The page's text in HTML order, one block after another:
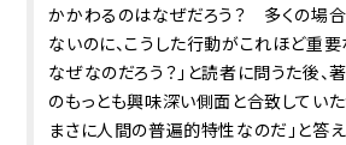
かかわるのはなぜだろう？ 多くの場合
ないのに、こうした行動がこれほど重
なぜなのだろう？」と読者に問うた後、
のもっとも興味深い側面と合致していた
まさに人間の普遍的特性なのだ」と答